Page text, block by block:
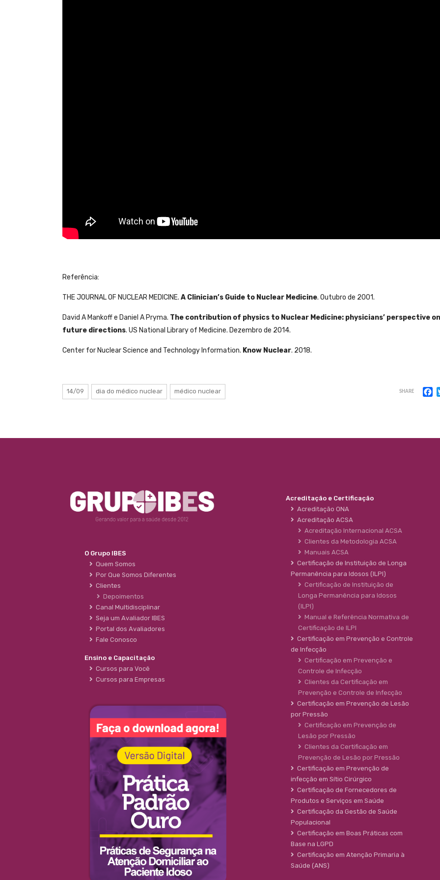
Referência:
THE JOURNAL OF NUCLEAR MEDICINE. A Clinician’s Guide to Nuclear Medicine. Outubro de 2001.
David A Mankoff e Daniel A Pryma. The contribution of physics to Nuclear Medicine: physicians’ perspective on
future directions. US National Library of Medicine. Dezembro de 2014.
Center for Nuclear Science and Technology Information. Know Nuclear. 2018.
14/09 dia do médico nuclear médico nuclear SHARE
O Grupo IBES
Quem Somos
Por Que Somos Diferentes
Clientes
Depoimentos
Canal Multidisciplinar
Seja um Avaliador IBES
Portal dos Avaliadores
Fale Conosco
Ensino e Capacitação
Cursos para Você
Cursos para Empresas
Acreditação e Certificação
Acreditação ONA
Acreditação ACSA
Acreditação Internacional ACSA
Clientes da Metodologia ACSA
Manuais ACSA
Certificação de Instituição de Longa
Permanência para Idosos (ILPI)
Certificação de Instituição de
Longa Permanência para Idosos
(ILPI)
Manual e Referência Normativa de
Certificação de ILPI
Certificação em Prevenção e Controle
de Infecção
Certificação em Prevenção e
Controle de Infecção
Clientes da Certificação em
Prevenção e Controle de Infecção
Certificação em Prevenção de Lesão
por Pressão
Certificação em Prevenção de
Lesão por Pressão
Clientes da Certificação em
Prevenção de Lesão por Pressão
Certificação em Prevenção de
infecção em Sítio Cirúrgico
Certificação de Fornecedores de
Produtos e Serviços em Saúde
Certificação da Gestão de Saúde
Populacional
Certificação em Boas Práticas com
Base na LGPD
Certificação em Atenção Primaria à
Saúde (ANS)